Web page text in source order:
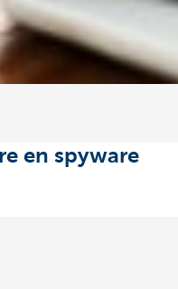
en spyware